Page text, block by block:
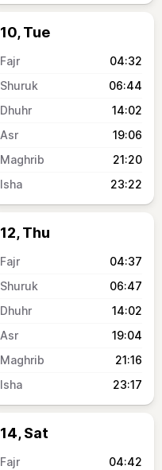
10, Tue
04:32
06:44
14:02
19:06
21:20
23:22
12, Thu
04:37
06:47
14:02
19:04
21:16
23:17
14, Sat
04:42